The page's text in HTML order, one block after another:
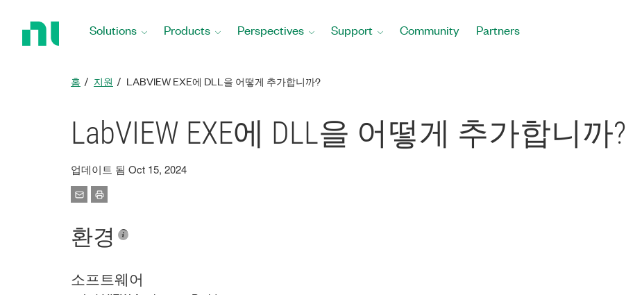
Solutions Products Perspectives Support Community Partners
홈 지원 LABVIEW EXE에 DLL을 어떻게 추가합니까?
LabVIEW EXE에 DLL을 어떻게 추가합니까?
업데이트 됨 Oct 15, 2024
환경
소프트웨어